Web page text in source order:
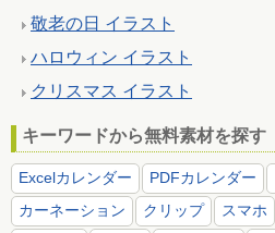
敬老の日 イラスト
ハロウィン イラスト
クリスマス イラスト
キーワードから無料素材を探す
Excelカレンダー PDFカレンダー
カーネーション
クリップ スマホ